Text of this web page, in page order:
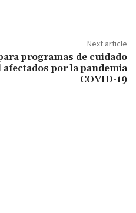
Next article
programas de cuidado
por la pandemia
COVID-19